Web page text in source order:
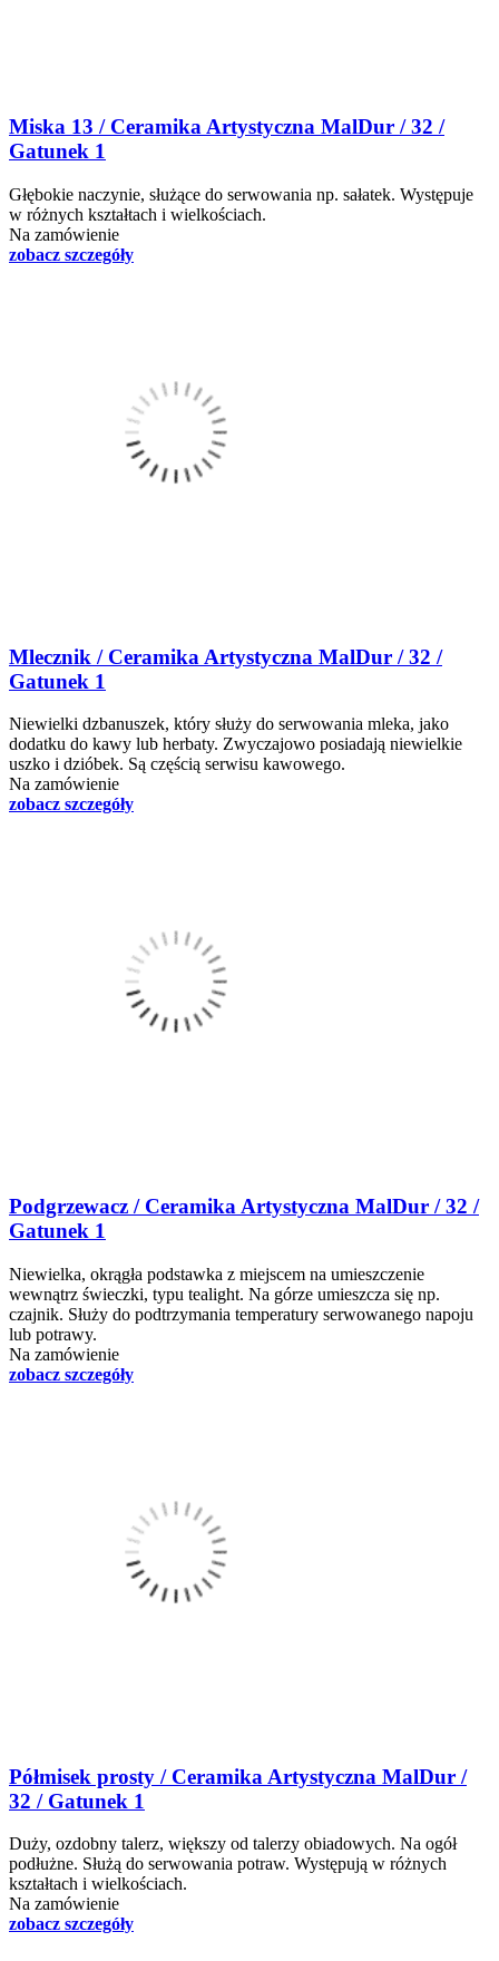
Miska 13 / Ceramika Artystyczna MalDur / 32 /
Gatunek 1
Głębokie naczynie, służące do serwowania np. sałatek. Występuje
w różnych kształtach i wielkościach.
Na zamówienie
zobacz szczegóły
Mlecznik / Ceramika Artystyczna MalDur / 32 /
Gatunek 1
Niewielki dzbanuszek, który służy do serwowania mleka, jako
dodatku do kawy lub herbaty. Zwyczajowo posiadają niewielkie
uszko i dzióbek. Są częścią serwisu kawowego.
Na zamówienie
zobacz szczegóły
Podgrzewacz / Ceramika Artystyczna MalDur / 32 /
Gatunek 1
Niewielka, okrągła podstawka z miejscem na umieszczenie
wewnątrz świeczki, typu tealight. Na górze umieszcza się np.
czajnik. Służy do podtrzymania temperatury serwowanego napoju
lub potrawy.
Na zamówienie
zobacz szczegóły
Półmisek prosty / Ceramika Artystyczna MalDur /
32 / Gatunek 1
Duży, ozdobny talerz, większy od talerzy obiadowych. Na ogół
podłużne. Służą do serwowania potraw. Występują w różnych
kształtach i wielkościach.
Na zamówienie
zobacz szczegóły